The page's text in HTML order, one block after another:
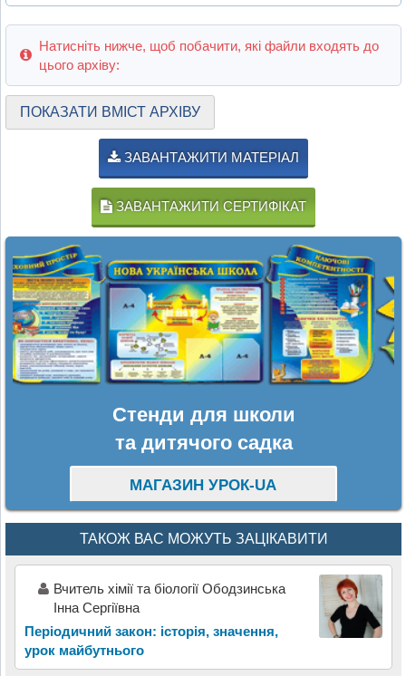
Натисніть нижче, щоб побачити, які файли входять до
цього архіву:
ПОКАЗАТИ ВМІСТ АРХІВУ
ЗАВАНТАЖИТИ МАТЕРІАЛ
ЗАВАНТАЖИТИ СЕРТИФІКАТ
Стенди для школи
та дитячого садка
МАГАЗИН УРОК-UA
ТАКОЖ ВАС МОЖУТЬ ЗАЦІКАВИТИ
Вчитель хімії та біології Ободзинська
Інна Сергіївна
Періодичний закон: історія, значення,
урок майбутнього